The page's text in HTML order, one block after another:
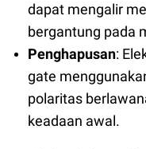
dapat mengalir
bergantung pada
Penghapusan:
gate
polaritas
keadaan awal.